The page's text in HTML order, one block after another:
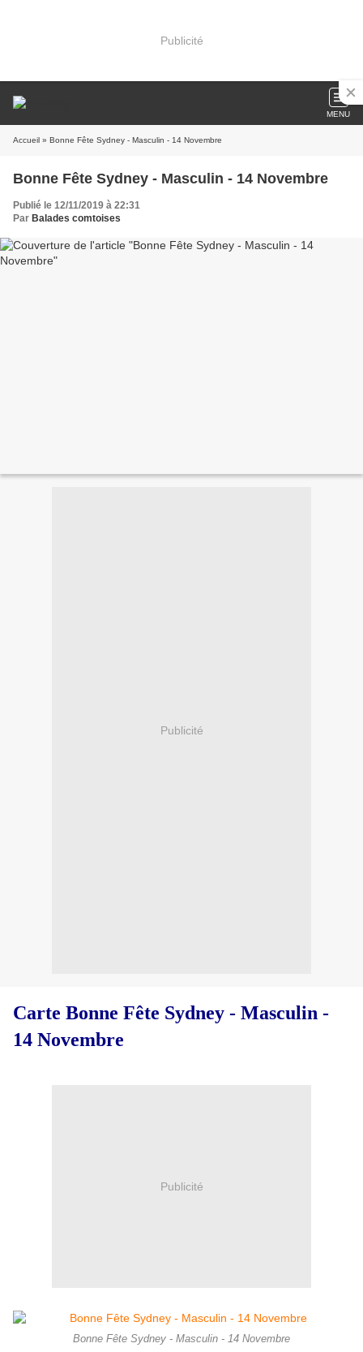
Publicité
MENU
Accueil » Bonne Fête Sydney - Masculin - 14 Novembre
Bonne Fête Sydney - Masculin - 14 Novembre
Publié le 12/11/2019 à 22:31
Par Balades comtoises
Publicité
Carte Bonne Fête Sydney - Masculin -
14 Novembre
Publicité
Bonne Fête Sydney - Masculin - 14 Novembre